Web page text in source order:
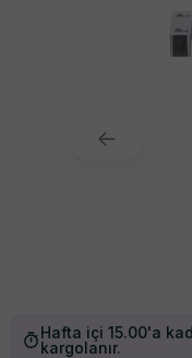
Hafta içi 15.00'a
kargolanır.